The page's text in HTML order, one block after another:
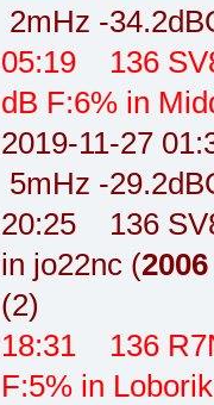
2mHz -
05:19 136
dB F:6% in
2019-11-27
5mHz -
20:25 136
in jo22nc (2006
(2)
18:31 136
F:5% in